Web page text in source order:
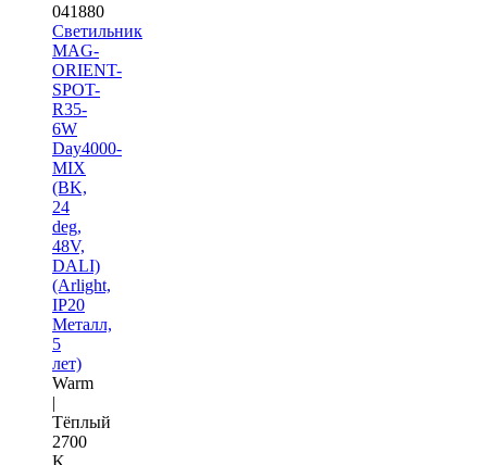
041880
Светильник
MAG-
ORIENT-
SPOT-
R35-
6W
Day4000-
MIX
(BK,
24
deg,
48V,
DALI)
(Arlight,
IP20
Металл,
5
лет)
Warm
|
Тёплый
2700
K